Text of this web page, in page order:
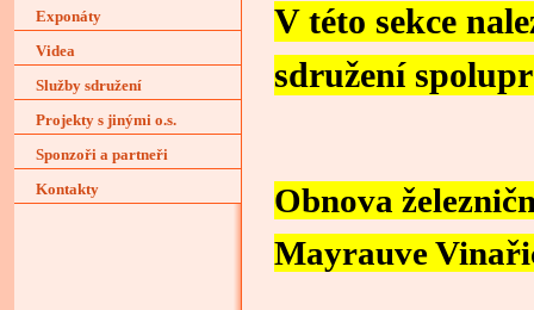
V této sekce
sdružení
Obnova
Mayrauve
Exponáty
Videa
Služby sdružení
Projekty s jinými o.s.
Sponzoři a partneři
Kontakty